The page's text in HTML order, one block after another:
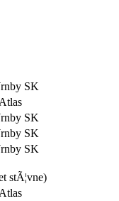
SK
SK
SK
SK
stÃ¦vne)